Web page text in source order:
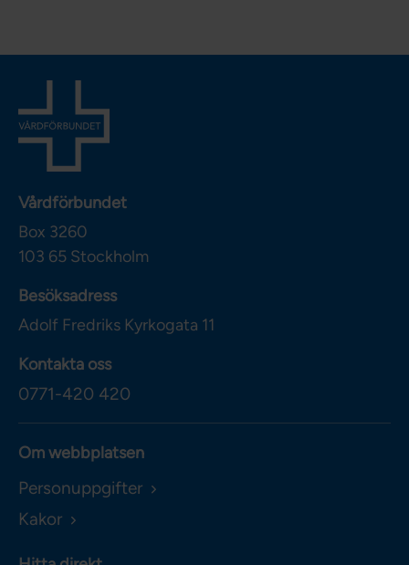
Vårdförbundet
Box 3260
103 65 Stockholm
Besöksadress
Adolf Fredriks Kyrkogata 11
Kontakta oss
0771-420 420
Om webbplatsen
Personuppgifter
Kakor